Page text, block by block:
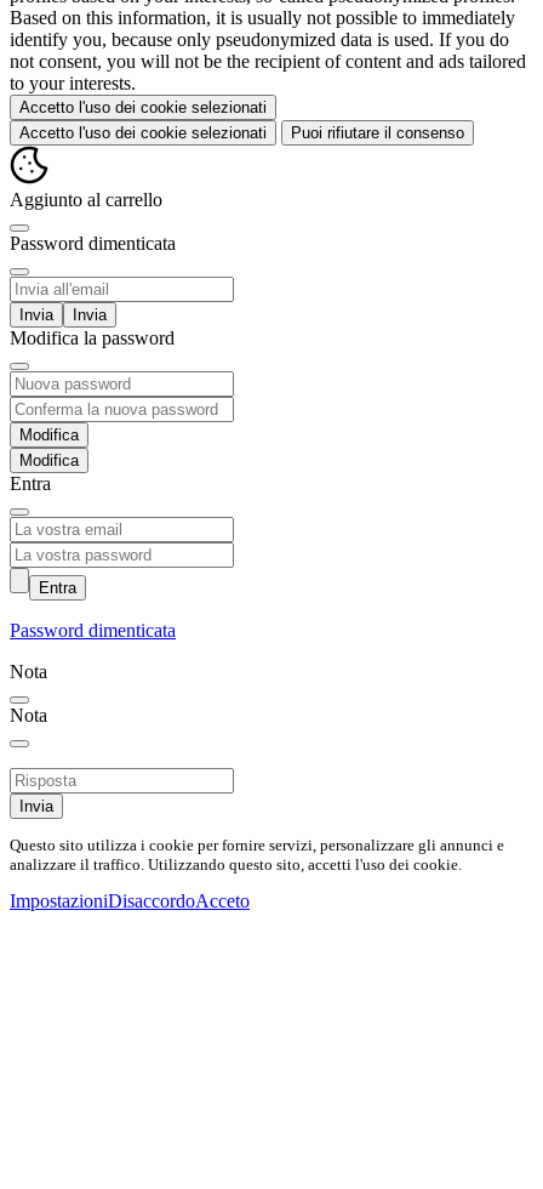
Based on this information, it is usually not possible to immediately
identify you, because only pseudonymized data is used. If you do
not consent, you will not be the recipient of content and ads tailored
to your interests.
Accetto l'uso dei cookie selezionati
Accetto l'uso dei cookie selezionati
Puoi rifiutare il consenso
Aggiunto al carrello
Password dimenticata
Invia
Modifica la password
Modifica
Entra
Entra
Password dimenticata
Nota
Nota
Invia
Questo sito utilizza i cookie per fornire servizi, personalizzare gli annunci e
analizzare il traffico. Utilizzando questo sito, accetti l'uso dei cookie.
ImpostazioniDisaccordoAcceto